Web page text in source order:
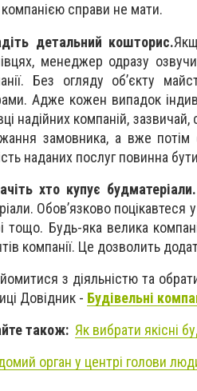
справи не мати.
детальний кошторис.
менеджер одразу
Без огляду об’єкту
Адже кожен випадок
надійних компаній,
замовника, а вже потім
наданих послуг повинна
хто купує будматеріали.
Обов’язково
тощо. Будь-яка велика
компанії. Це дозволить
з діяльністю та
Довідник - Будівельні
також: Як вибрати якісні
орган у центрі голови